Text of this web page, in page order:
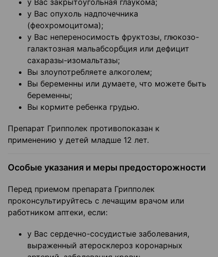
у Вас закрытоугольная глаукома;
у Вас опухоль надпочечника
(феохромоцитома);
у Вас непереносимость фруктозы, глюкозо-
галактозная мальабсорбция или дефицит
сахаразы-изомальтазы;
Вы злоупотребляете алкоголем;
Вы беременны или думаете, что можете быть
беременны;
Вы кормите ребенка грудью.
Препарат Грипполек противопоказан к
применению у детей младше 12 лет.
Особые указания и меры предосторожности
Перед приемом препарата Грипполек
проконсультируйтесь с лечащим врачом или
работником аптеки, если:
у Вас сердечно-сосудистые заболевания,
выраженный атеросклероз коронарных